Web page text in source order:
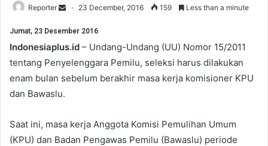
Reporter 23 December, 2016 159 Less than a minute
Jumat, 23 Desember 2016
Indonesiaplus.id – Undang-Undang (UU) Nomor 15/2011
tentang Penyelenggara Pemilu, seleksi harus dilakukan
enam bulan sebelum berakhir masa kerja komisioner KPU
dan Bawaslu.
Saat ini, masa kerja Anggota Komisi Pemulihan Umum
(KPU) dan Badan Pengawas Pemilu (Bawaslu) periode